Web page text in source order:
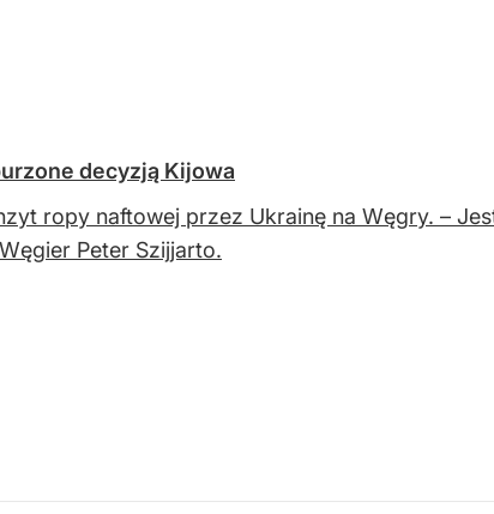
decyzją Kijowa
ropy naftowej przez Ukrainę na Węgry. –
Peter Szijjarto.